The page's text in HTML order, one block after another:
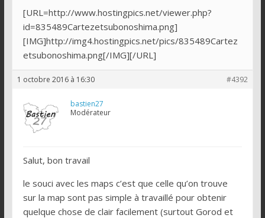
[URL=http://www.hostingpics.net/viewer.php?
id=835489Cartezetsubonoshima.png]
[IMG]http://img4.hostingpics.net/pics/835489Cartez
etsubonoshima.png[/IMG][/URL]
1 octobre 2016 à 16:30 #4392
bastien27
Modérateur
Salut, bon travail
le souci avec les maps c’est que celle qu’on trouve
sur la map sont pas simple à travaillé pour obtenir
quelque chose de clair facilement (surtout Gorod et